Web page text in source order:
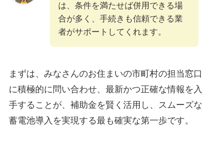
は、条件を満たせば併用できる場
合が多く、手続きも信頼できる業
者がサポートしてくれます。
まずは、みなさんのお住まいの市町村の担当窓口
に積極的に問い合わせ、最新かつ正確な情報を入
手することが、補助金を賢く活用し、スムーズな
蓄電池導入を実現する最も確実な第一歩です。